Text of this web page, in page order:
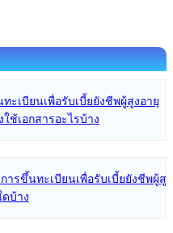
ะเบียนเพื่อรับเบี้ยยังชีพผู้สูงอายุ
ช้เอกสารอะไรบ้าง
ารขึ้นทะเบียนเพื่อรับเบี้ยยังชีพผู้สูง
บ้าง